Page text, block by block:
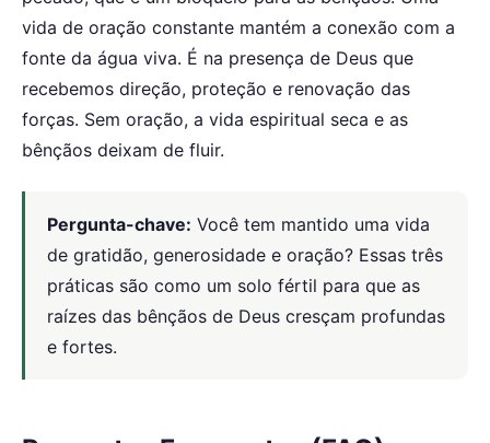
vida de oração constante mantém a conexão com a
fonte da água viva. É na presença de Deus que
recebemos direção, proteção e renovação das
forças. Sem oração, a vida espiritual seca e as
bênçãos deixam de fluir.
Pergunta-chave: Você tem mantido uma vida
de gratidão, generosidade e oração? Essas três
práticas são como um solo fértil para que as
raízes das bênçãos de Deus cresçam profundas
e fortes.